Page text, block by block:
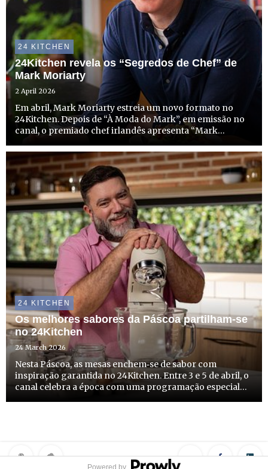
24 KITCHEN
24Kitchen revela os “Segredos de Chef” de
Mark Moriarty
2 April 2026
Em abril, Mark Moriarty estreia um novo formato no
24Kitchen. Depois de “À Moda do Mark”, em emissão no
canal, o premiado chef irlandês apresenta “Mark
espectadores a repensar a forma como cozinham em
casa e a criar refeições...
24 KITCHEN
Os melhores sabores da Páscoa partilham-se
no 24Kitchen
24 March 2026
Nesta Páscoa, as mesas enchem‑se de sabor com
inspiração garantida no 24Kitchen. Entre 3 e 5 de abril, o
canal celebra a época com uma programação especial